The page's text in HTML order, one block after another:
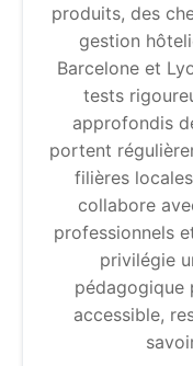
produits, des
gestion
Barcelone et
tests
approfondis
portent
filières
collabore
professionnels
privilégie
pédagogique
accessible,